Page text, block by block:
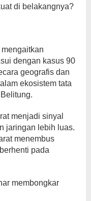
di belakangnya?
dengan kasus 90
geografis dan
ekosistem tata
menjadi sinyal
jaringan lebih luas.
menembus
pada
membongkar